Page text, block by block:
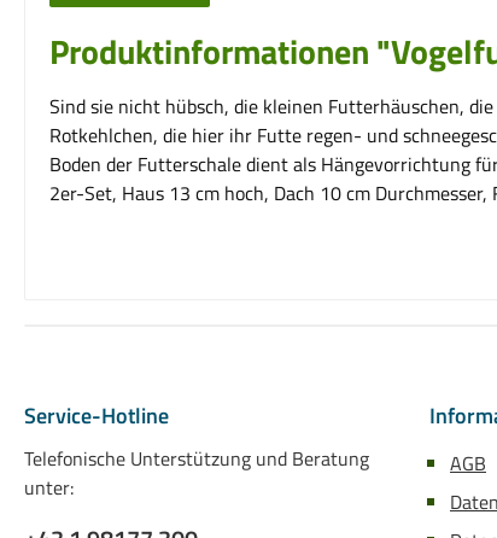
Produktinformationen
Sind sie nicht hübsch, die kleinen Futterhäuschen,
Rotkehlchen, die hier ihr Futte regen- und
Boden der Futterschale dient als Hängevorrichtung
2er-Set, Haus 13 cm hoch, Dach 10 cm
Service-Hotline
Telefonische Unterstützung und Beratung
unter:
AGB